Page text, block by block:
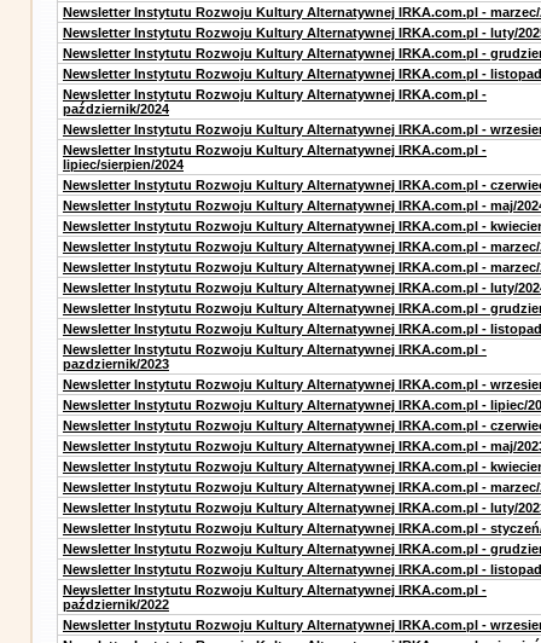
Newsletter Instytutu Rozwoju Kultury Alternatywnej IRKA.com.pl - marzec/
Newsletter Instytutu Rozwoju Kultury Alternatywnej IRKA.com.pl - luty/
Newsletter Instytutu Rozwoju Kultury Alternatywnej IRKA.com.pl -
Newsletter Instytutu Rozwoju Kultury Alternatywnej IRKA.com.pl -
Newsletter Instytutu Rozwoju Kultury Alternatywnej IRKA.com.pl -
październik/2024
Newsletter Instytutu Rozwoju Kultury Alternatywnej IRKA.com.pl -
Newsletter Instytutu Rozwoju Kultury Alternatywnej IRKA.com.pl -
lipiec/sierpien/2024
Newsletter Instytutu Rozwoju Kultury Alternatywnej IRKA.com.pl -
Newsletter Instytutu Rozwoju Kultury Alternatywnej IRKA.com.pl - maj/
Newsletter Instytutu Rozwoju Kultury Alternatywnej IRKA.com.pl -
Newsletter Instytutu Rozwoju Kultury Alternatywnej IRKA.com.pl - marzec/
Newsletter Instytutu Rozwoju Kultury Alternatywnej IRKA.com.pl - marzec/
Newsletter Instytutu Rozwoju Kultury Alternatywnej IRKA.com.pl - luty/
Newsletter Instytutu Rozwoju Kultury Alternatywnej IRKA.com.pl -
Newsletter Instytutu Rozwoju Kultury Alternatywnej IRKA.com.pl -
Newsletter Instytutu Rozwoju Kultury Alternatywnej IRKA.com.pl -
pazdziernik/2023
Newsletter Instytutu Rozwoju Kultury Alternatywnej IRKA.com.pl -
Newsletter Instytutu Rozwoju Kultury Alternatywnej IRKA.com.pl - lipiec/
Newsletter Instytutu Rozwoju Kultury Alternatywnej IRKA.com.pl -
Newsletter Instytutu Rozwoju Kultury Alternatywnej IRKA.com.pl - maj/
Newsletter Instytutu Rozwoju Kultury Alternatywnej IRKA.com.pl -
Newsletter Instytutu Rozwoju Kultury Alternatywnej IRKA.com.pl - marzec/
Newsletter Instytutu Rozwoju Kultury Alternatywnej IRKA.com.pl - luty/
Newsletter Instytutu Rozwoju Kultury Alternatywnej IRKA.com.pl -
Newsletter Instytutu Rozwoju Kultury Alternatywnej IRKA.com.pl -
Newsletter Instytutu Rozwoju Kultury Alternatywnej IRKA.com.pl -
Newsletter Instytutu Rozwoju Kultury Alternatywnej IRKA.com.pl -
październik/2022
Newsletter Instytutu Rozwoju Kultury Alternatywnej IRKA.com.pl -